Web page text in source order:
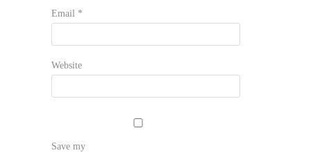
Email *
Website
Save my